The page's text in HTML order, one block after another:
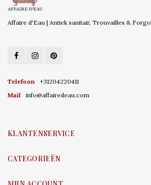
Affaire d'Eau | Antiek sanitair, Trouvailles &
Telefoon
+31204220411
Mail
info@affairedeau.com
KLANTENSERVICE
CATEGORIEËN